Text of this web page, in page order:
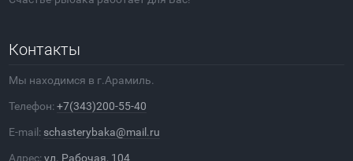
Контакты
Мы находимся в г.Арамиль.
Телефон:+7(343)200-55-40
E-mail: schasterybaka@mail.ru
Адрес:ул. Рабочая, 104